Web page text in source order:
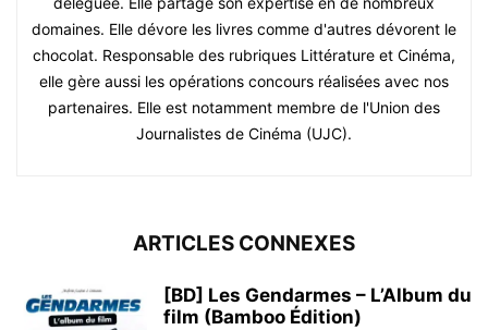
domaines. Elle dévore les livres comme d'autres dévorent le
chocolat. Responsable des rubriques Littérature et Cinéma,
elle gère aussi les opérations concours réalisées avec nos
partenaires. Elle est notamment membre de l'Union des
Journalistes de Cinéma (UJC).
ARTICLES CONNEXES
[BD] Les Gendarmes – L’Album du
film (Bamboo Édition)